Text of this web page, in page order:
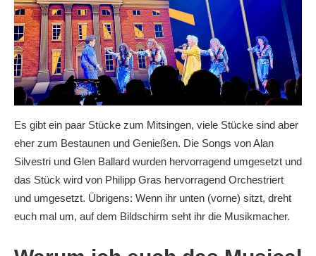
Es gibt ein paar Stücke zum Mitsingen, viele Stücke sind aber
eher zum Bestaunen und Genießen. Die Songs von Alan
Silvestri und Glen Ballard wurden hervorragend umgesetzt und
das Stück wird von Philipp Gras hervorragend Orchestriert
und umgesetzt. Übrigens: Wenn ihr unten (vorne) sitzt, dreht
euch mal um, auf dem Bildschirm seht ihr die Musikmacher.